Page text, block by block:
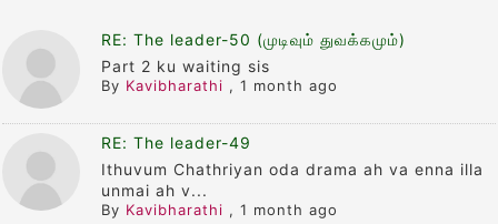
RE: The leader-50 (முடிவும் துவக்கமும்)
Part 2 ku waiting sis
By Kavibharathi , 1 month ago
RE: The leader-49
Ithuvum Chathriyan oda drama ah va enna illa
unmai ah v...
By Kavibharathi , 1 month ago